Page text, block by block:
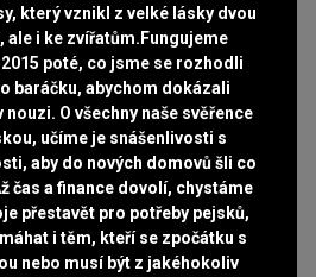
který vznikl z velké lásky dvou
ale i ke zvířatům.Fungujeme
poté, co jsme se rozhodli
baráčku, abychom dokázali
O všechny naše svěřence
učíme je snášenlivosti s
aby do nových domovů šli co
čas a finance dovolí, chystáme
přestavět pro potřeby pejsků,
i těm, kteří se zpočátku s
nebo musí být z jakéhokoliv